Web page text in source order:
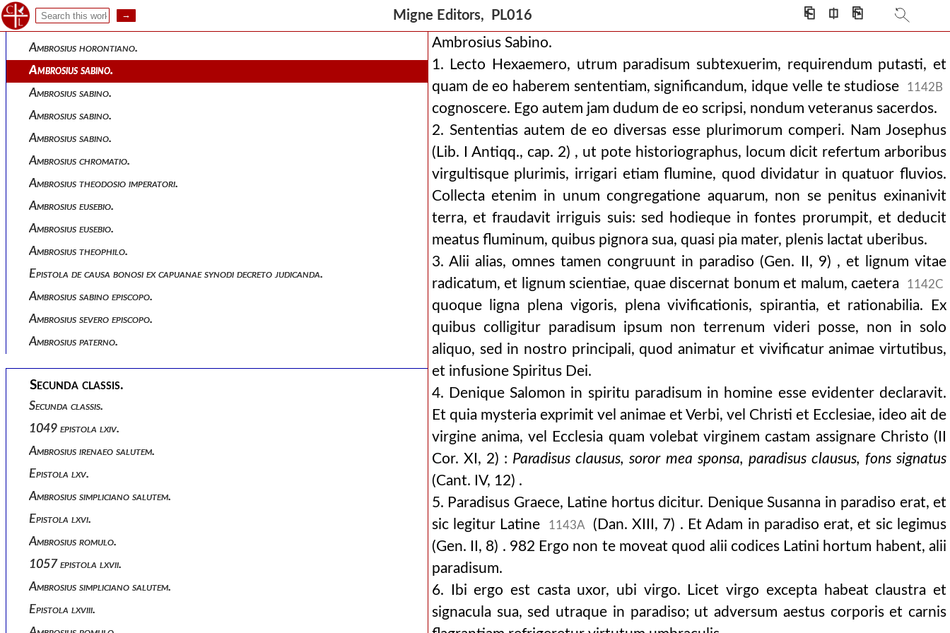
Migne Editors, PL016 ⎗ ⎅ ⎘
Ambrosius horontiano.
Ambrosius horontiano.
Ambrosius sabino.
Ambrosius sabino.
Ambrosius sabino.
Ambrosius sabino.
Ambrosius chromatio.
Ambrosius theodosio imperatori.
Ambrosius eusebio.
Ambrosius eusebio.
Ambrosius theophilo.
Epistola de causa bonosi ex capuanae synodi decreto judicanda.
Ambrosius sabino episcopo.
Ambrosius severo episcopo.
Ambrosius paterno.
Secunda classis.
Secunda classis.
1049 epistola lxiv.
Ambrosius irenaeo salutem.
Epistola lxv.
Ambrosius simpliciano salutem.
Epistola lxvi.
Ambrosius romulo.
1057 epistola lxvii.
Ambrosius simpliciano salutem.
Epistola lxviii.
Ambrosius Sabino.
1. Lecto Hexaemero, utrum paradisum subtexuerim, requirendum putasti, et
quam de eo haberem sententiam, significandum, idque velle te studiose
1142B
cognoscere. Ego autem jam dudum de eo scripsi, nondum veteranus sacerdos.
2. Sententias autem de eo diversas esse plurimorum comperi. Nam Josephus
(Lib. I Antiqq., cap. 2) , ut pote historiographus, locum dicit refertum arboribus
virgultisque plurimis, irrigari etiam flumine, quod dividatur in quatuor fluvios.
Collecta etenim in unum congregatione aquarum, non se penitus exinanivit
terra, et fraudavit irriguis suis: sed hodieque in fontes prorumpit, et deducit
meatus fluminum, quibus pignora sua, quasi pia mater, plenis lactat uberibus.
3. Alii alias, omnes tamen congruunt in paradiso (Gen. II, 9) , et lignum vitae
radicatum, et lignum scientiae, quae discernat bonum et malum, caetera
1142C
quoque ligna plena vigoris, plena vivificationis, spirantia, et rationabilia. Ex
quibus colligitur paradisum ipsum non terrenum videri posse, non in solo
aliquo, sed in nostro principali, quod animatur et vivificatur animae virtutibus,
et infusione Spiritus Dei.
4. Denique Salomon in spiritu paradisum in homine esse evidenter declaravit.
Et quia mysteria exprimit vel animae et Verbi, vel Christi et Ecclesiae, ideo ait de
virgine anima, vel Ecclesia quam volebat virginem castam assignare Christo (II
Cor. XI, 2) : Paradisus clausus, soror mea sponsa, paradisus clausus, fons signatus
(Cant. IV, 12) .
5. Paradisus Graece, Latine hortus dicitur. Denique Susanna in paradiso erat, et
sic legitur Latine
1143A
(Dan. XIII, 7) . Et Adam in paradiso erat, et sic legimus
(Gen. II, 8) . 982 Ergo non te moveat quod alii codices Latini hortum habent, alii
paradisum.
6. Ibi ergo est casta uxor, ubi virgo. Licet virgo excepta habeat claustra et
signacula sua, sed utraque in paradiso; ut adversum aestus corporis et carnis